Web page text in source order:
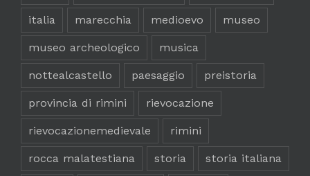
italia marecchia medioevo museo
museo archeologico musica
nottealcastello paesaggio preistoria
provincia di rimini rievocazione
rievocazionemedievale rimini
rocca malatestiana storia storia italiana